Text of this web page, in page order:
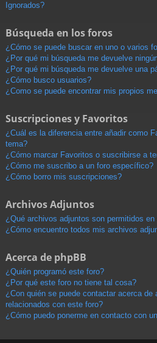
Ignorados?
Búsqueda en los foros
¿Cómo se puede buscar en uno o varios
¿Por qué mi búsqueda me devuelve
¿Por qué mi búsqueda me devuelve una
¿Cómo busco usuarios?
¿Como se puede encontrar mis propios
Suscripciones y Favoritos
¿Cuál es la diferencia entre añadir como
tema?
¿Cómo marcar Favoritos o suscribirse a
¿Cómo me suscribo a un foro específico?
¿Cómo borro mis suscripciones?
Archivos Adjuntos
¿Qué archivos adjuntos son permitidos en
¿Cómo encuentro todos mis archivos
Acerca de phpBB
¿Quién programó este foro?
¿Por qué este foro no tiene tal cosa?
¿Con quién se puede contactar acerca de
relacionados con este foro?
¿Cómo puedo ponerme en contacto con